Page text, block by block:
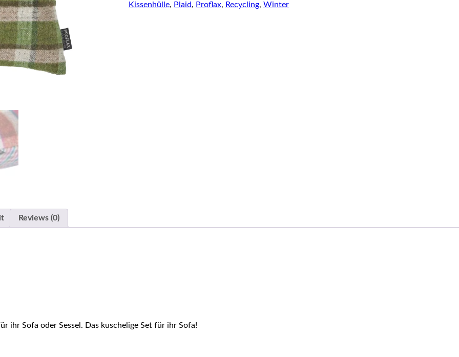
Kissenhülle, Plaid, Proflax, Recycling, Winter
Reviews (0)
ihr Sofa oder Sessel. Das kuschelige Set für ihr Sofa!